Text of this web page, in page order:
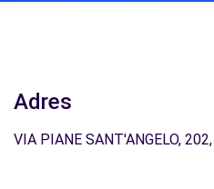
Adres
VIA PIANE SANT'ANGELO,